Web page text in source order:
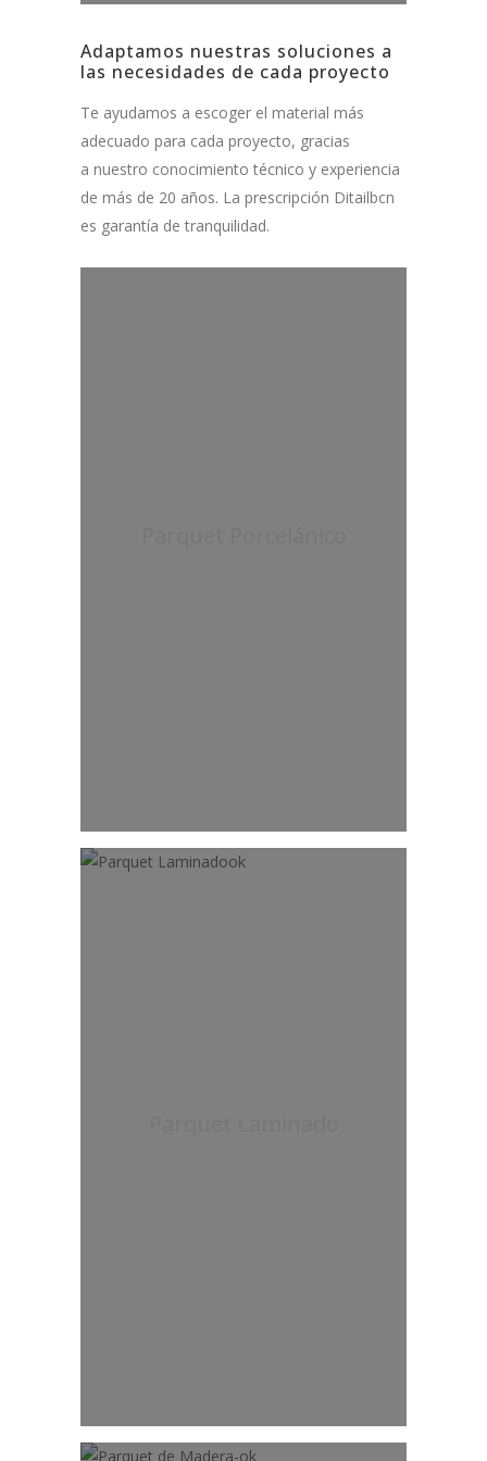
Adaptamos nuestras soluciones a
las necesidades de cada proyecto
Te ayudamos a escoger el material más
adecuado para cada proyecto, gracias
a nuestro conocimiento técnico y experiencia
de más de 20 años. La prescripción Ditailbcn
es garantía de tranquilidad.